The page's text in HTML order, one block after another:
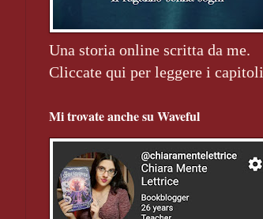
Una storia online scritta da me.
Cliccate qui per leggere i capitoli
Mi trovate anche su Waveful